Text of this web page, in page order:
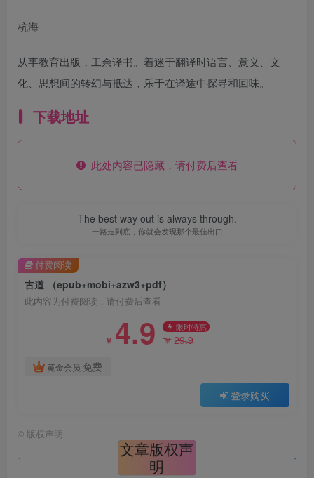
杭海
从事教育出版，工余译书。着迷于翻译时语言、意义、文
化、思想间的转幻与抵达，乐于在译途中探寻和回味。
下载地址
此处内容已隐藏，请付费后查看
The best way out is always through.
一路走到底，你就会发现那个最佳出口
古道 （epub+mobi+azw3+pdf）
此内容为付费阅读，请付费后查看
￥ 4.9 限时特惠
￥29.9
黄金会员 免费
登录购买
付费阅读
© 版权声明
文章版权声
明